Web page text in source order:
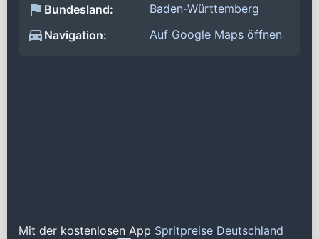
Bundesland:
Baden-Württemberg
Navigation:
Auf Google Maps öffnen
Mit der kostenlosen App Spritpreise Deutschland